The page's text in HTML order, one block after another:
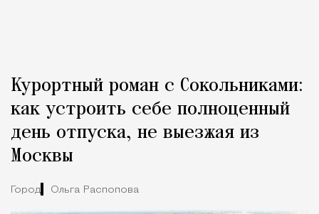
Курортный роман с Сокольниками:
как устроить себе полноценный
день отпуска, не выезжая из
Москвы
Город Ольга Распопова